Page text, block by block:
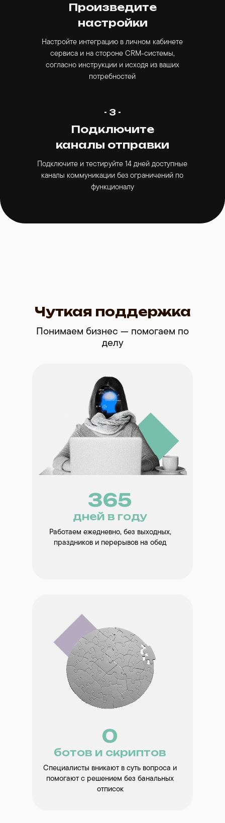
Настройте интеграцию в личном кабинете
сервиса и на стороне CRM-системы,
согласно инструкции и исходя из ваших
потребностей
Произведите
настройки
- 3 -
Подключите
каналы отправки
Подключите и тестируйте 14 дней доступные
каналы коммуникации без ограничений по
функционалу
Чуткая поддержка
Понимаем бизнес — помогаем по
делу
0
Специалисты вникают в суть вопроса и
помогают с решением без банальных
отписок
ботов и скриптов
дней в году
365
Работаем ежедневно, без выходных,
праздников и перерывов на обед